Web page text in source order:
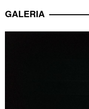
GALERIA